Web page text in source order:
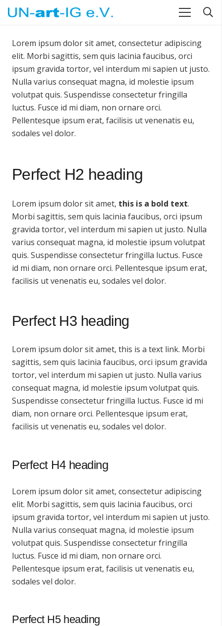
Lorem ipsum dolor sit amet, consectetur adipiscing
elit. Morbi sagittis, sem quis lacinia faucibus, orci
ipsum gravida tortor, vel interdum mi sapien ut justo.
Nulla varius consequat magna, id molestie ipsum
volutpat quis. Suspendisse consectetur fringilla
luctus. Fusce id mi diam, non ornare orci.
Pellentesque ipsum erat, facilisis ut venenatis eu,
sodales vel dolor.
Perfect H2 heading
Lorem ipsum dolor sit amet, this is a bold text.
Morbi sagittis, sem quis lacinia faucibus, orci ipsum
gravida tortor, vel interdum mi sapien ut justo. Nulla
varius consequat magna, id molestie ipsum volutpat
quis. Suspendisse consectetur fringilla luctus. Fusce
id mi diam, non ornare orci. Pellentesque ipsum erat,
facilisis ut venenatis eu, sodales vel dolor.
Perfect H3 heading
Lorem ipsum dolor sit amet, this is a text link. Morbi
sagittis, sem quis lacinia faucibus, orci ipsum gravida
tortor, vel interdum mi sapien ut justo. Nulla varius
consequat magna, id molestie ipsum volutpat quis.
Suspendisse consectetur fringilla luctus. Fusce id mi
diam, non ornare orci. Pellentesque ipsum erat,
facilisis ut venenatis eu, sodales vel dolor.
Perfect H4 heading
Lorem ipsum dolor sit amet, consectetur adipiscing
elit. Morbi sagittis, sem quis lacinia faucibus, orci
ipsum gravida tortor, vel interdum mi sapien ut justo.
Nulla varius consequat magna, id molestie ipsum
volutpat quis. Suspendisse consectetur fringilla
luctus. Fusce id mi diam, non ornare orci.
Pellentesque ipsum erat, facilisis ut venenatis eu,
sodales vel dolor.
Perfect H5 heading